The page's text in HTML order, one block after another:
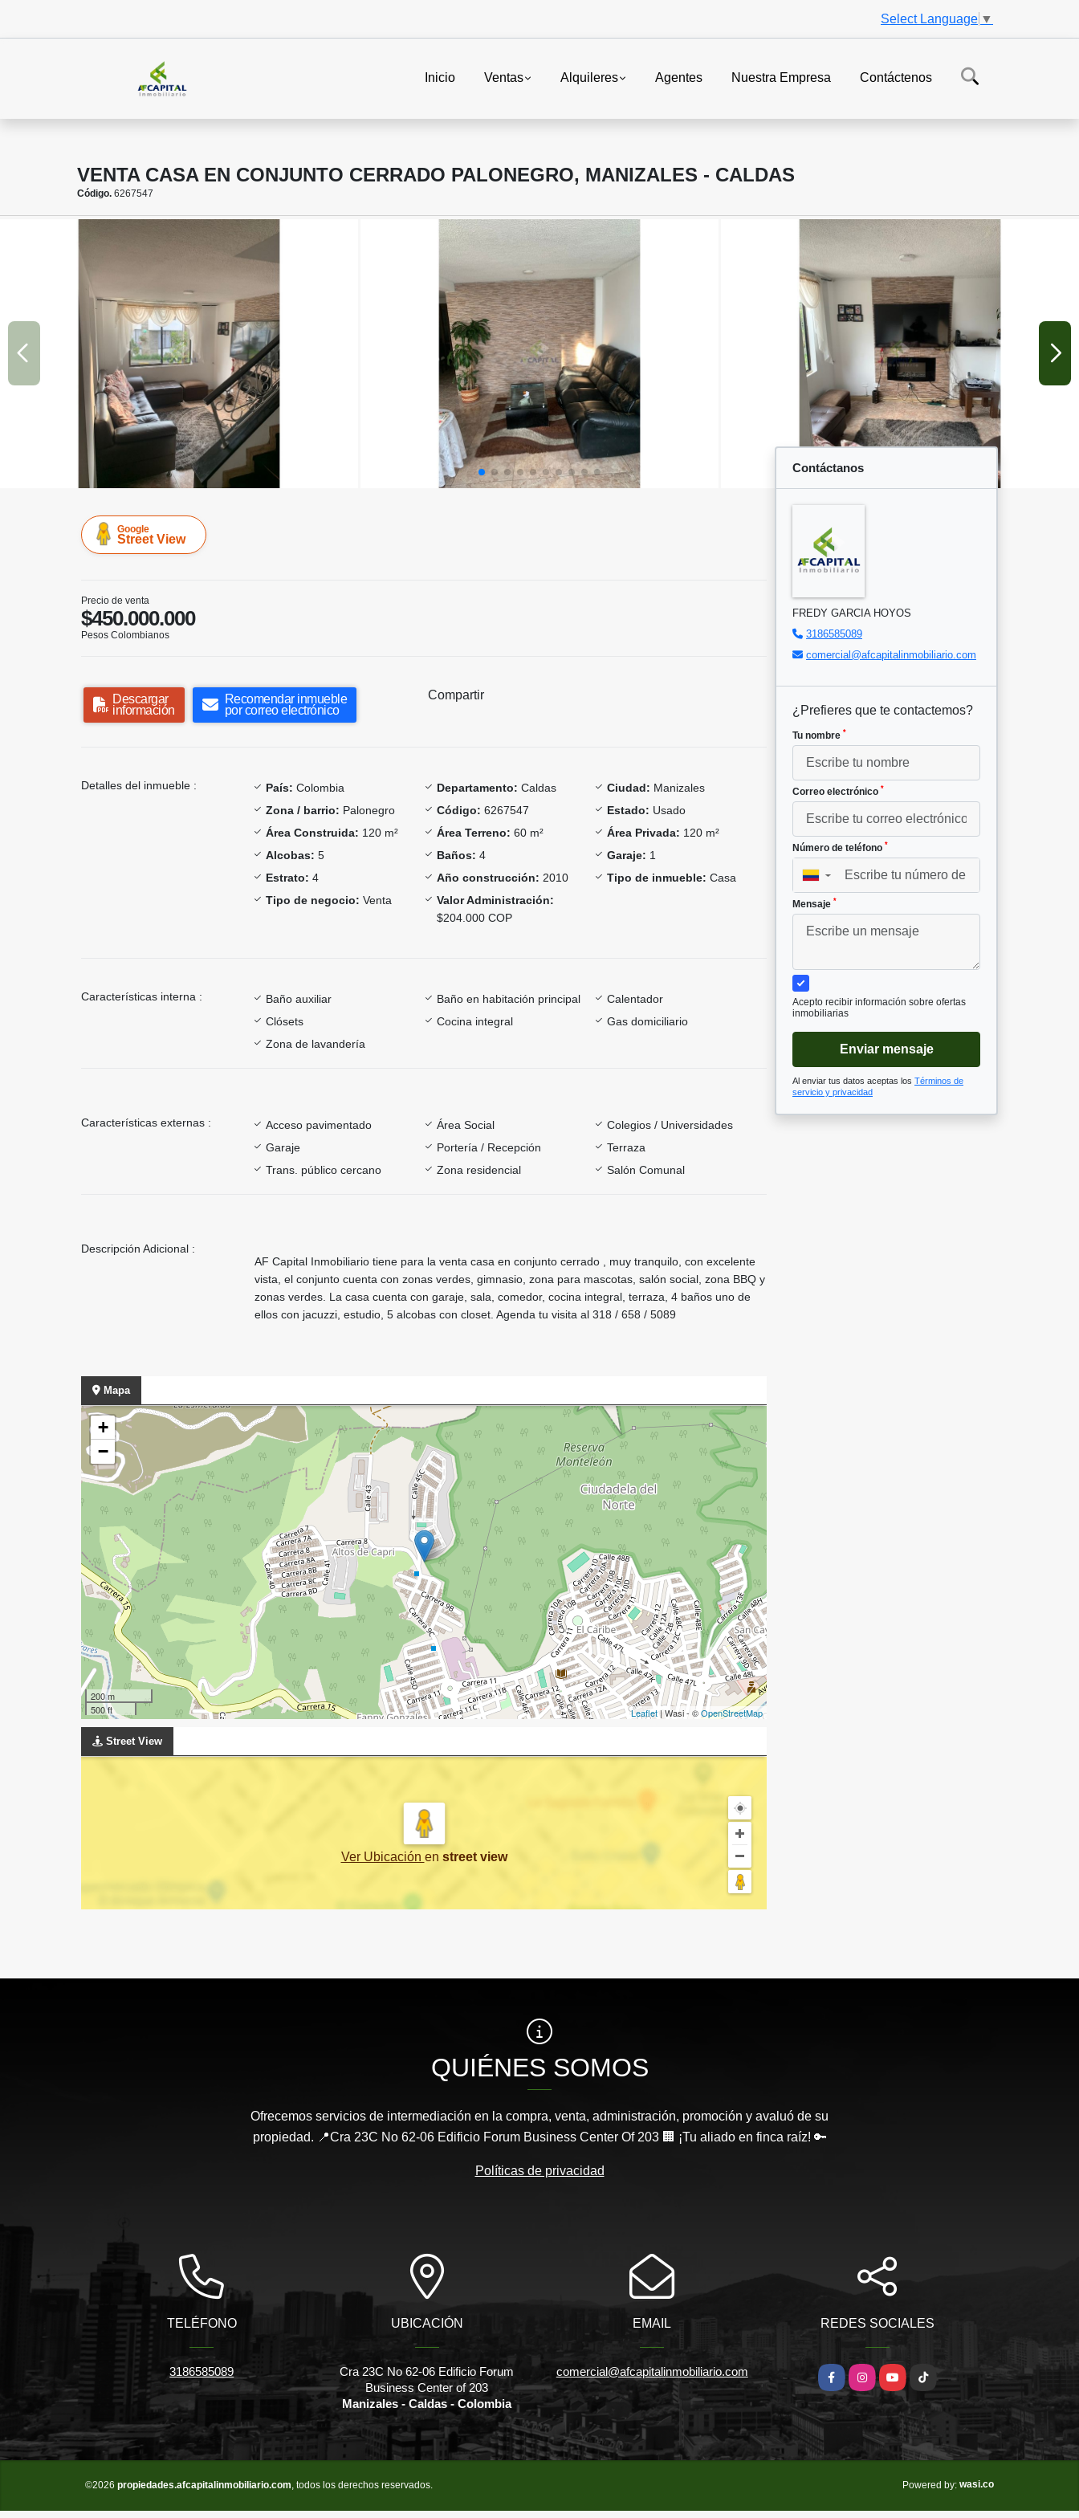
Select Language ▼
Inicio Ventas Alquileres Agentes Nuestra Empresa Contáctenos
VENTA CASA EN CONJUNTO CERRADO PALONEGRO, MANIZALES - CALDAS
Código. 6267547
Google
Street View
Precio de venta
$450.000.000
Pesos Colombianos
Descargar
información
Recomendar inmueble
por correo electrónico
Compartir
Detalles del inmueble : País: Colombia Departamento: Caldas Ciudad: Manizales
Zona / barrio: Palonegro Código: 6267547 Estado: Usado
Área Construida: 120 m² Área Terreno: 60 m² Área Privada: 120 m²
Alcobas: 5 Baños: 4 Garaje: 1
Estrato: 4 Año construcción: 2010 Tipo de inmueble: Casa
Tipo de negocio: Venta
Valor Administración:
$204.000 COP
Características interna : Baño auxiliar Baño en habitación principal
Calentador
Clósets
Cocina integral
Gas domiciliario
Zona de lavandería
Características externas : Acceso pavimentado Área Social
Colegios / Universidades
Garaje
Portería / Recepción
Terraza
Trans. público cercano
Zona residencial Salón Comunal
Descripción Adicional :
AF Capital Inmobiliario tiene para la venta casa en conjunto cerrado , muy tranquilo, con excelente
vista, el conjunto cuenta con zonas verdes, gimnasio, zona para mascotas, salón social, zona BBQ y
zonas verdes. La casa cuenta con garaje, sala, comedor, cocina integral, terraza, 4 baños uno de
ellos con jacuzzi, estudio, 5 alcobas con closet. Agenda tu visita al 318 / 658 / 5089
Mapa
+
−
200 m
500 ft
Leaflet| Wasi - ©OpenStreetMap
Street View
Ver Ubicación en street view
Contáctanos
FREDY GARCIA HOYOS
3186585089
comercial@afcapitalinmobiliario.com
¿Prefieres que te contactemos?
Tu nombre *
Correo electrónico *
Número de teléfono *
▼
Mensaje *
Acepto recibir información sobre ofertas
inmobiliarias
Enviar mensaje
Al enviar tus datos aceptas los Términos de
servicio y privacidad
QUIÉNES SOMOS
Ofrecemos servicios de intermediación en la compra, venta, administración, promoción y avaluó de su
propiedad. 📍Cra 23C No 62-06 Edificio Forum Business Center Of 203 🏢 ¡Tu aliado en finca raíz! 🔑
Políticas de privacidad
TELÉFONO
3186585089
UBICACIÓN
Cra 23C No 62-06 Edificio Forum
Business Center of 203
Manizales - Caldas - Colombia
EMAIL
comercial@afcapitalinmobiliario.com
REDES SOCIALES
FacebookInstagramYouTube
TikTok
©2026 propiedades.afcapitalinmobiliario.com , todos los derechos reservados. Powered by: wasi.co